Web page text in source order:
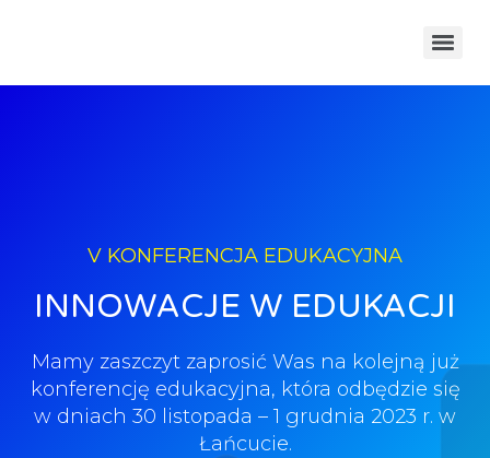
V KONFERENCJA EDUKACYJNA
INNOWACJE W EDUKACJI
Mamy zaszczyt zaprosić Was na kolejną już
konferencję edukacyjna, która odbędzie się
w dniach 30 listopada – 1 grudnia 2023 r. w
Łańcucie.